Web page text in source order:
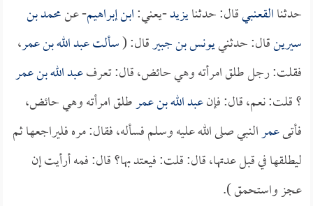
حدثناالقعنبيقال: حدثنايزيد-يعني:ابن إبراهيم- عنمحمد بن
سيرينقال: حدثنييونس بن جبيرقال: (سألتعبد الله بن عمر،
فقلت: رجل طلق امرأته وهي حائض، قال: تعرفعبد الله بن عمر
؟ قلت: نعم، قال: فإنعبد الله بن عمرطلق امرأته وهي حائض،
فأتىعمرالنبي صلى الله عليه وسلم فسأله، فقال: مره فليراجعها ثم
ليطلقها في قبل عدتها، قال: قلت: فيعتد بها؟ قال: فمه أرأيت إن
عجز واستحمق ).